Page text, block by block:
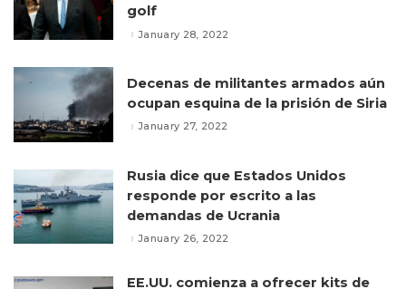
golf
January 28, 2022
Decenas de militantes armados aún
ocupan esquina de la prisión de Siria
January 27, 2022
Rusia dice que Estados Unidos
responde por escrito a las
demandas de Ucrania
January 26, 2022
EE.UU. comienza a ofrecer kits de